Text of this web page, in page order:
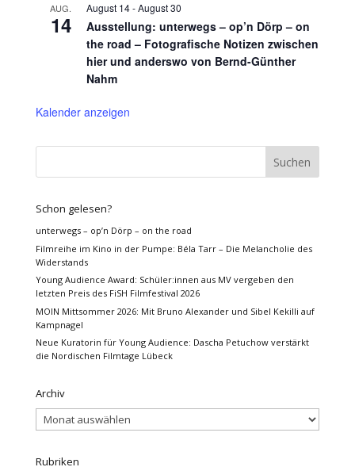
AUG.
14
August 14-August 30
Ausstellung: unterwegs – op’n Dörp – on
the road – Fotografische Notizen zwischen
hier und anderswo von Bernd-Günther
Nahm
Kalender anzeigen
Schon gelesen?
unterwegs – op’n Dörp – on the road
Filmreihe im Kino in der Pumpe: Béla Tarr – Die Melancholie des
Widerstands
Young Audience Award: Schüler:innen aus MV vergeben den
letzten Preis des FiSH Filmfestival 2026
MOIN Mittsommer 2026: Mit Bruno Alexander und Sibel Kekilli auf
Kampnagel
Neue Kuratorin für Young Audience: Dascha Petuchow verstärkt
die Nordischen Filmtage Lübeck
Archiv
Archiv
Rubriken